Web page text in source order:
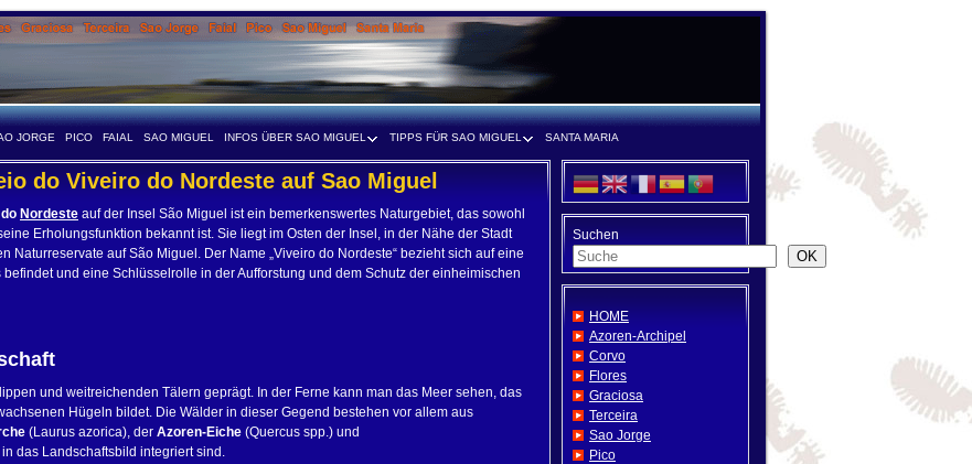
JORGE PICO FAIAL SAO MIGUEL INFOS ÜBER SAO MIGUEL TIPPS FÜR SAO MIGUEL SANTA MARIA
do Viveiro do Nordeste auf Sao Miguel
Nordeste auf der Insel São Miguel ist ein bemerkenswertes Naturgebiet, das sowohl
Erholungsfunktion bekannt ist. Sie liegt im Osten der Insel, in der Nähe der Stadt
Naturreservate auf São Miguel. Der Name „Viveiro do Nordeste“ bezieht sich auf eine
und eine Schlüsselrolle in der Aufforstung und dem Schutz der einheimischen
und weitreichenden Tälern geprägt. In der Ferne kann man das Meer sehen, das
Hügeln bildet. Die Wälder in dieser Gegend bestehen vor allem aus
(Laurus azorica), der Azoren-Eiche (Quercus spp.) und
das Landschaftsbild integriert sind.
Suchen
OK
HOME
Azoren-Archipel
Corvo
Flores
Graciosa
Terceira
Sao Jorge
Pico